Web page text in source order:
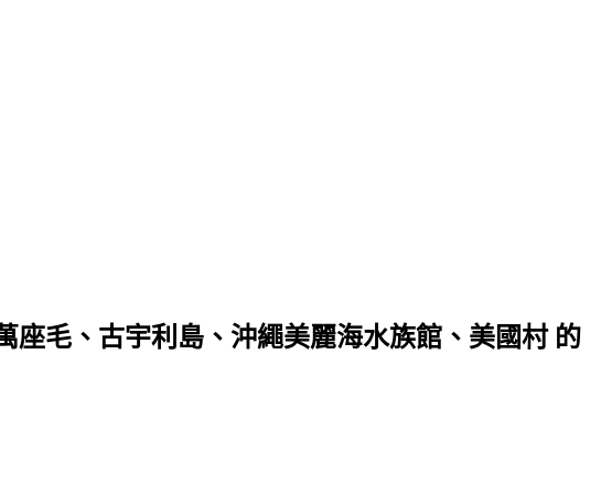
座毛、古宇利島、沖繩美麗海水族館、美國村 的